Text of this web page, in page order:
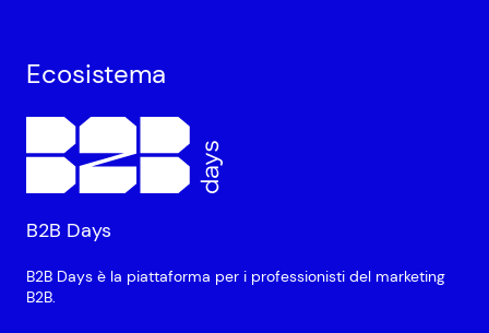
Ecosistema
B2B Days
B2B Days è la piattaforma per i professionisti del marketing
B2B.